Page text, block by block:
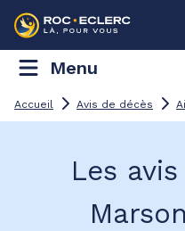
Menu
Accueil Avis de décès
Les